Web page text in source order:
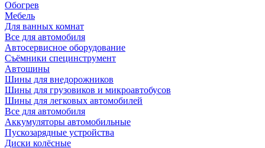
Обогрев
Мебель
Для ванных комнат
Все для автомобиля
Автосервисное оборудование
Съёмники специнструмент
Автошины
Шины для внедорожников
Шины для грузовиков и микроавтобусов
Шины для легковых автомобилей
Все для автомобиля
Аккумуляторы автомобильные
Пускозарядные устройства
Диски колёсные